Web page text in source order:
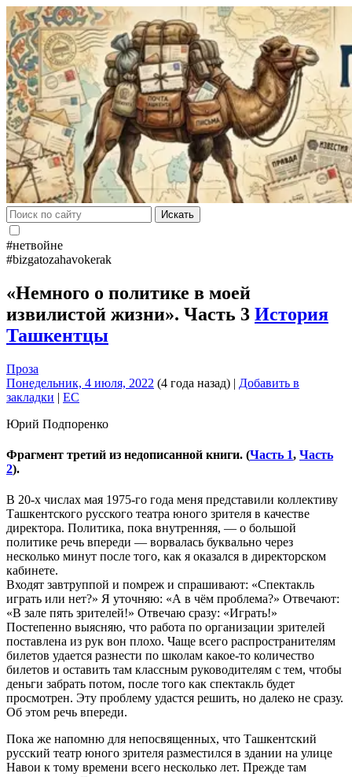
Искать
#нетвойне
#bizgatozahavokerak
«Немного о политике в моей
извилистой жизни». Часть 3 История
Ташкентцы
Проза
Понедельник, 4 июля, 2022 (4 года назад) | Добавить в
закладки | EC
Юрий Подпоренко
Фрагмент третий из недописанной книги. (Часть 1, Часть
2).
В 20-х числах мая 1975-го года меня представили коллективу
Ташкентского русского театра юного зрителя в качестве
директора. Политика, пока внутренняя, — о большой
политике речь впереди — ворвалась буквально через
несколько минут после того, как я оказался в директорском
кабинете.
Входят завтруппой и помреж и спрашивают: «Спектакль
играть или нет?» Я уточняю: «А в чём проблема?» Отвечают:
«В зале пять зрителей!» Отвечаю сразу: «Играть!»
Постепенно выясняю, что работа по организации зрителей
поставлена из рук вон плохо. Чаще всего распространителям
билетов удается разнести по школам какое-то количество
билетов и оставить там классным руководителям с тем, чтобы
деньги забрать потом, после того как спектакль будет
просмотрен. Эту проблему удастся решить, но далеко не сразу.
Об этом речь впереди.
Пока же напомню для непосвященных, что Ташкентский
русский театр юного зрителя разместился в здании на улице
Навои к тому времени всего несколько лет. Прежде там